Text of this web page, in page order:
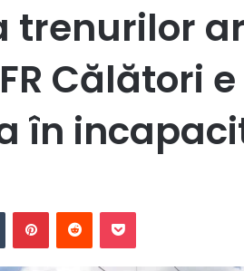
trenurilor
Călători
în
Tumblr PinterestReddit Pocket